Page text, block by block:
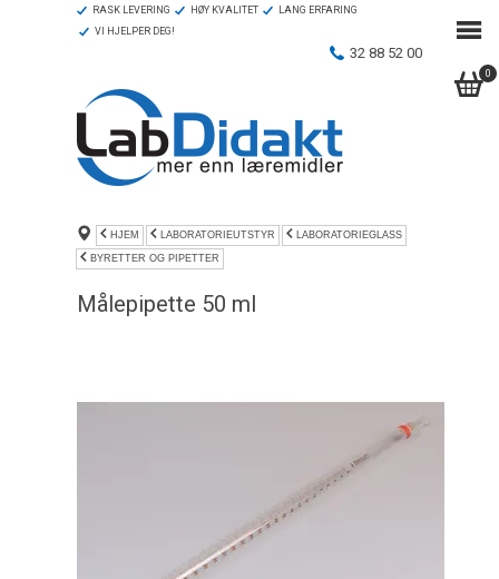
0
RASK LEVERING HØY KVALITET
LANG ERFARING
VI HJELPER DEG!
32 88 52 00
HJEM LABORATORIEUTSTYR LABORATORIEGLASS
BYRETTER OG PIPETTER
Målepipette 50 ml